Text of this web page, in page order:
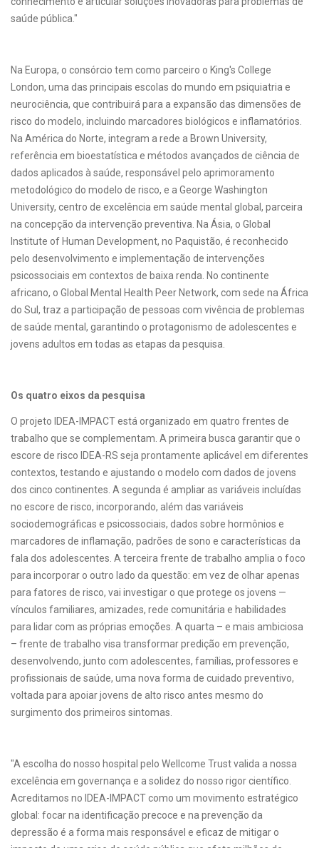
saúde pública."
Na Europa, o consórcio tem como parceiro o King's College
London, uma das principais escolas do mundo em psiquiatria e
neurociência, que contribuirá para a expansão das dimensões de
risco do modelo, incluindo marcadores biológicos e inflamatórios.
Na América do Norte, integram a rede a Brown University,
referência em bioestatística e métodos avançados de ciência de
dados aplicados à saúde, responsável pelo aprimoramento
metodológico do modelo de risco, e a George Washington
University, centro de excelência em saúde mental global, parceira
na concepção da intervenção preventiva. Na Ásia, o Global
Institute of Human Development, no Paquistão, é reconhecido
pelo desenvolvimento e implementação de intervenções
psicossociais em contextos de baixa renda. No continente
africano, o Global Mental Health Peer Network, com sede na África
do Sul, traz a participação de pessoas com vivência de problemas
de saúde mental, garantindo o protagonismo de adolescentes e
jovens adultos em todas as etapas da pesquisa.
Os quatro eixos da pesquisa
O projeto IDEA-IMPACT está organizado em quatro frentes de
trabalho que se complementam. A primeira busca garantir que o
escore de risco IDEA-RS seja prontamente aplicável em diferentes
contextos, testando e ajustando o modelo com dados de jovens
dos cinco continentes. A segunda é ampliar as variáveis incluídas
no escore de risco, incorporando, além das variáveis
sociodemográficas e psicossociais, dados sobre hormônios e
marcadores de inflamação, padrões de sono e características da
fala dos adolescentes. A terceira frente de trabalho amplia o foco
para incorporar o outro lado da questão: em vez de olhar apenas
para fatores de risco, vai investigar o que protege os jovens —
vínculos familiares, amizades, rede comunitária e habilidades
para lidar com as próprias emoções. A quarta – e mais ambiciosa
– frente de trabalho visa transformar predição em prevenção,
desenvolvendo, junto com adolescentes, famílias, professores e
profissionais de saúde, uma nova forma de cuidado preventivo,
voltada para apoiar jovens de alto risco antes mesmo do
surgimento dos primeiros sintomas.
"A escolha do nosso hospital pelo Wellcome Trust valida a nossa
excelência em governança e a solidez do nosso rigor científico.
Acreditamos no IDEA-IMPACT como um movimento estratégico
global: focar na identificação precoce e na prevenção da
depressão é a forma mais responsável e eficaz de mitigar o